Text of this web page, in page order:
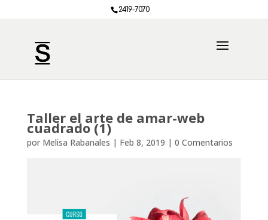
2419-7070
Taller el arte de amar-web
cuadrado (1)
por Melisa Rabanales | Feb 8, 2019 | 0 Comentarios